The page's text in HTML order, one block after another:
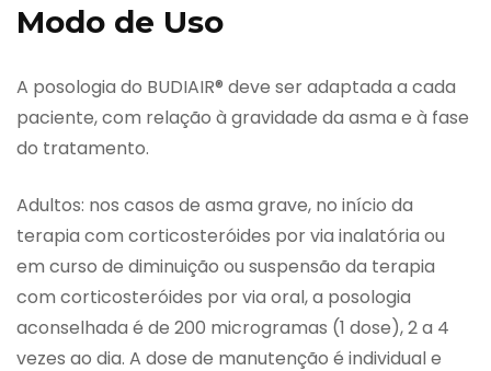
Modo de Uso
A posologia do BUDIAIR® deve ser adaptada a cada
paciente, com relação à gravidade da asma e à fase
do tratamento.
Adultos: nos casos de asma grave, no início da
terapia com corticosteróides por via inalatória ou
em curso de diminuição ou suspensão da terapia
com corticosteróides por via oral, a posologia
aconselhada é de 200 microgramas (1 dose), 2 a 4
vezes ao dia. A dose de manutenção é individual e